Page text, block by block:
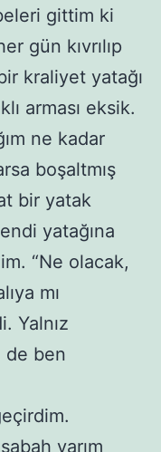
gittim ki
gün kıvrılıp
kraliyet yatağı
arması eksik.
ne kadar
boşaltmış
bir yatak
yatağına
“Ne olacak,
mı
Yalnız
de ben
yarım